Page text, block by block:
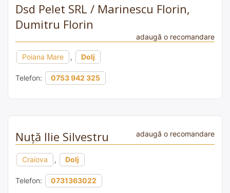
Dsd Pelet SRL / Marinescu Florin,
Dumitru Florin
adaugă o recomandare
Poiana Mare , Dolj
Telefon: 0753 942 325
Nuță Ilie Silvestru adaugă o recomandare
Craiova , Dolj
Telefon: 0731363022